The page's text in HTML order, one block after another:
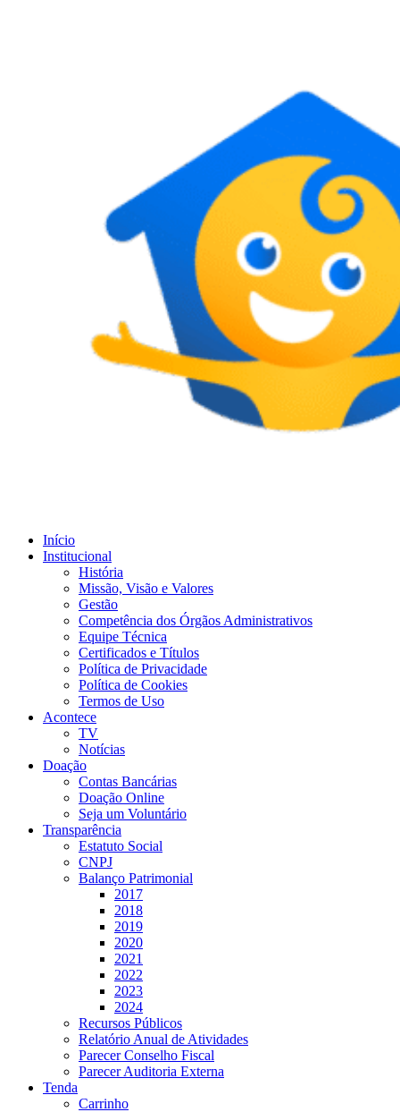
Início
Institucional
História
Missão, Visão e Valores
Gestão
Competência dos Órgãos Administrativos
Equipe Técnica
Certificados e Títulos
Política de Privacidade
Política de Cookies
Termos de Uso
Acontece
TV
Notícias
Doação
Contas Bancárias
Doação Online
Seja um Voluntário
Transparência
Estatuto Social
CNPJ
Balanço Patrimonial
2017
2018
2019
2020
2021
2022
2023
2024
Recursos Públicos
Relatório Anual de Atividades
Parecer Conselho Fiscal
Parecer Auditoria Externa
Tenda
Carrinho